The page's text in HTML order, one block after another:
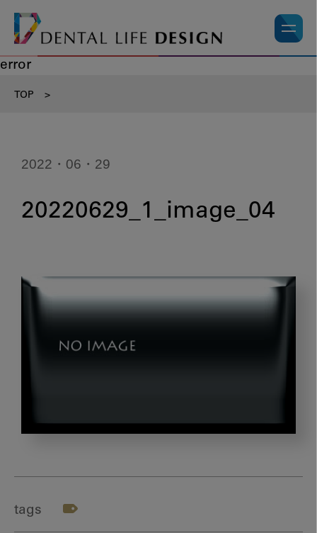
error
TOP >
2022・06・29
20220629_1_image_04
tags